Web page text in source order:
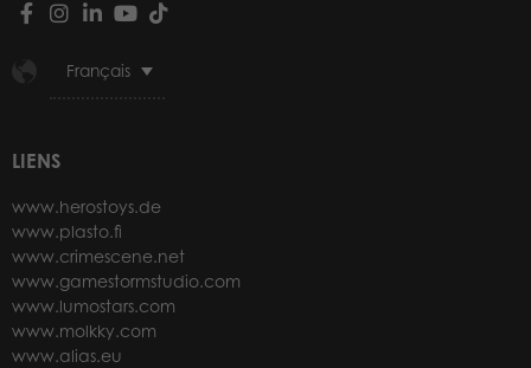
Français
LIENS
www.herostoys.de
www.plasto.fi
www.crimescene.net
www.gamestormstudio.com
www.lumostars.com
www.molkky.com
www.alias.eu